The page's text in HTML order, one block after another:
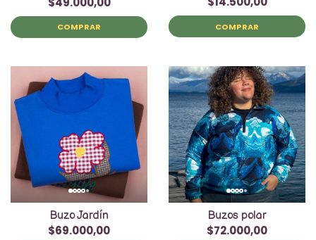
COMPRAR COMPRAR
Buzo Jardín
$69.000,00
Buzos polar
$72.000,00